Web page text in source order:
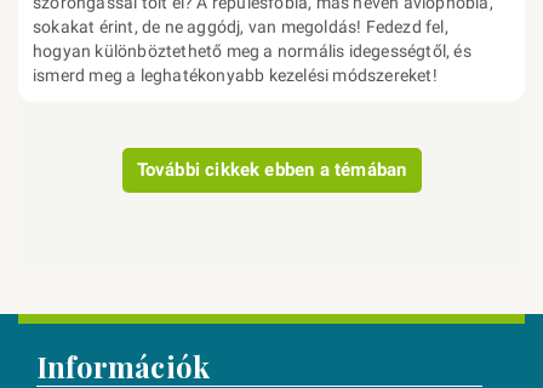
sokakat érint, de ne aggódj, van megoldás! Fedezd fel,
hogyan különböztethető meg a normális idegességtől, és
ismerd meg a leghatékonyabb kezelési módszereket!
További cikkek ebben a témában
Információk